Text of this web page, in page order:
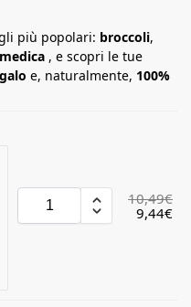
più popolari: broccoli,
, e scopri le tue
e, naturalmente, 100%
10,49€
9,44€